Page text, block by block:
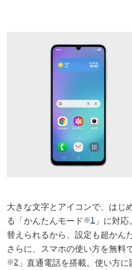
大きな文字とアイコンで、はじ
る「かんたんモード ※1 」に対
替えられるから、設定も超かん
さらに、スマホの使い方を無料
※2 」直通電話を搭載。使い方